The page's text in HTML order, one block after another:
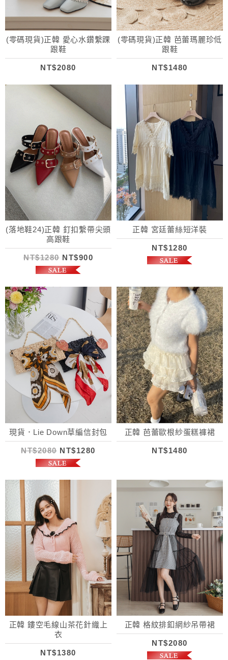
(零碼現貨)正韓 愛心水鑽繫踝
跟鞋
NT$2080
(零碼現貨)正韓 芭蕾瑪麗珍低
跟鞋
NT$1480
(落地鞋24)正韓 釘扣繫帶尖頭
高跟鞋
NT$1280NT$900
正韓 宮廷蕾絲短洋裝
NT$1280
現貨．Lie Down草編信封包
NT$2080NT$1280
正韓 芭蕾歐根紗蛋糕褲裙
NT$1480
正韓 鏤空毛線山茶花針織上
衣
NT$1380
正韓 格紋排釦網紗吊帶裙
NT$2080